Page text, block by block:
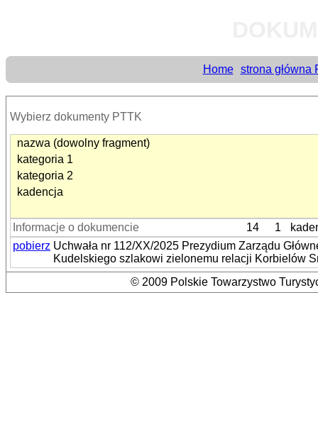
Home strona główna
Wybierz dokumenty PTTK
nazwa (dowolny fragment)
kategoria 1
kategoria 2
kadencja
Informacje o dokumencie 14 1
pobierz Uchwała nr 112/XX/2025 Prezydium Zarządu
Kudelskiego szlakowi zielonemu relacji Korbielów
© 2009 Polskie Towarzystwo